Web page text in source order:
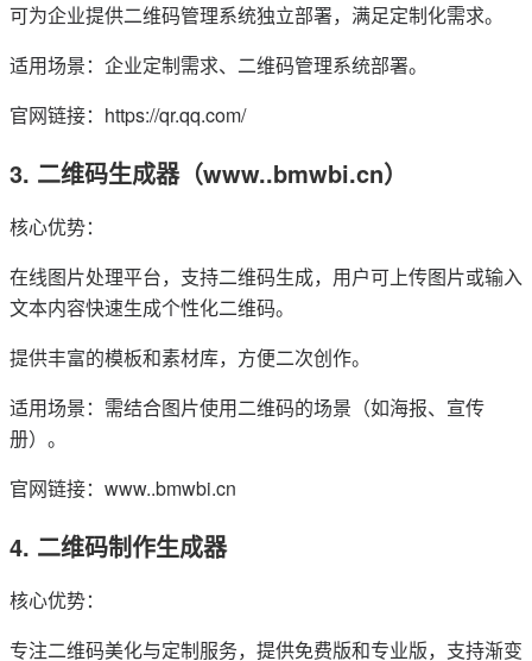
可为企业提供二维码管理系统独立部署，满足定制化需求。
适用场景：企业定制需求、二维码管理系统部署。
官网链接：https://qr.qq.com/
3. 二维码生成器（www..bmwbi.cn）
核心优势：
在线图片处理平台，支持二维码生成，用户可上传图片或输入
文本内容快速生成个性化二维码。
提供丰富的模板和素材库，方便二次创作。
适用场景：需结合图片使用二维码的场景（如海报、宣传
册）。
官网链接：www..bmwbi.cn
4. 二维码制作生成器
核心优势：
专注二维码美化与定制服务，提供免费版和专业版，支持渐变